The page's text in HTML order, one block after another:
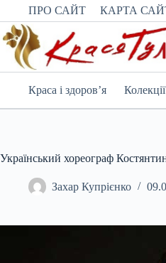
Перейти
вмісту
ПРО САЙТ КАРТА
Краса і здоров’я Колекції
Український хореограф
Захар Купрієнко